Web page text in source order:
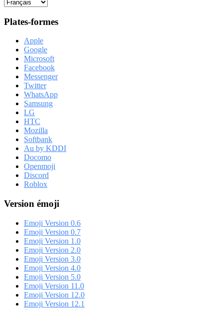
Plates-formes
Apple
Google
Microsoft
Facebook
Messenger
Twitter
WhatsApp
Samsung
LG
HTC
Mozilla
Softbank
Au by KDDI
Docomo
Openmoji
Discord
Roblox
Version émoji
Emoji Version 0.6
Emoji Version 0.7
Emoji Version 1.0
Emoji Version 2.0
Emoji Version 3.0
Emoji Version 4.0
Emoji Version 5.0
Emoji Version 11.0
Emoji Version 12.0
Emoji Version 12.1